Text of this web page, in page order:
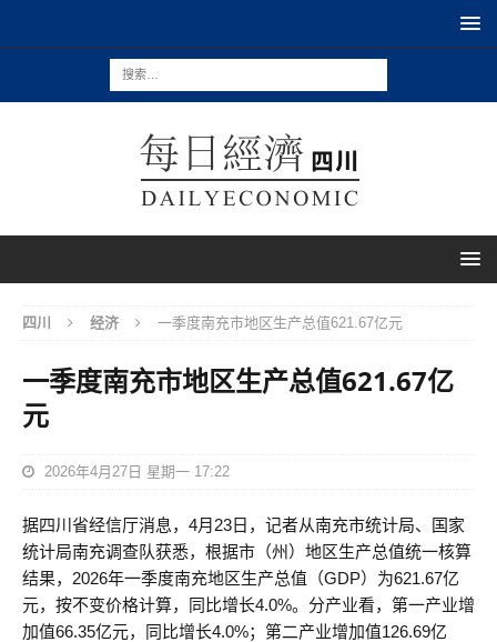
四川 经济 一季度南充市地区生产总值621.67亿元
一季度南充市地区生产总值621.67亿
元
2026年4月27日 星期一 17:22
据四川省经信厅消息，4月23日，记者从南充市统计局、国家
统计局南充调查队获悉，根据市（州）地区生产总值统一核算
结果，2026年一季度南充地区生产总值（GDP）为621.67亿
元，按不变价格计算，同比增长4.0%。分产业看，第一产业增
加值66.35亿元，同比增长4.0%；第二产业增加值126.69亿